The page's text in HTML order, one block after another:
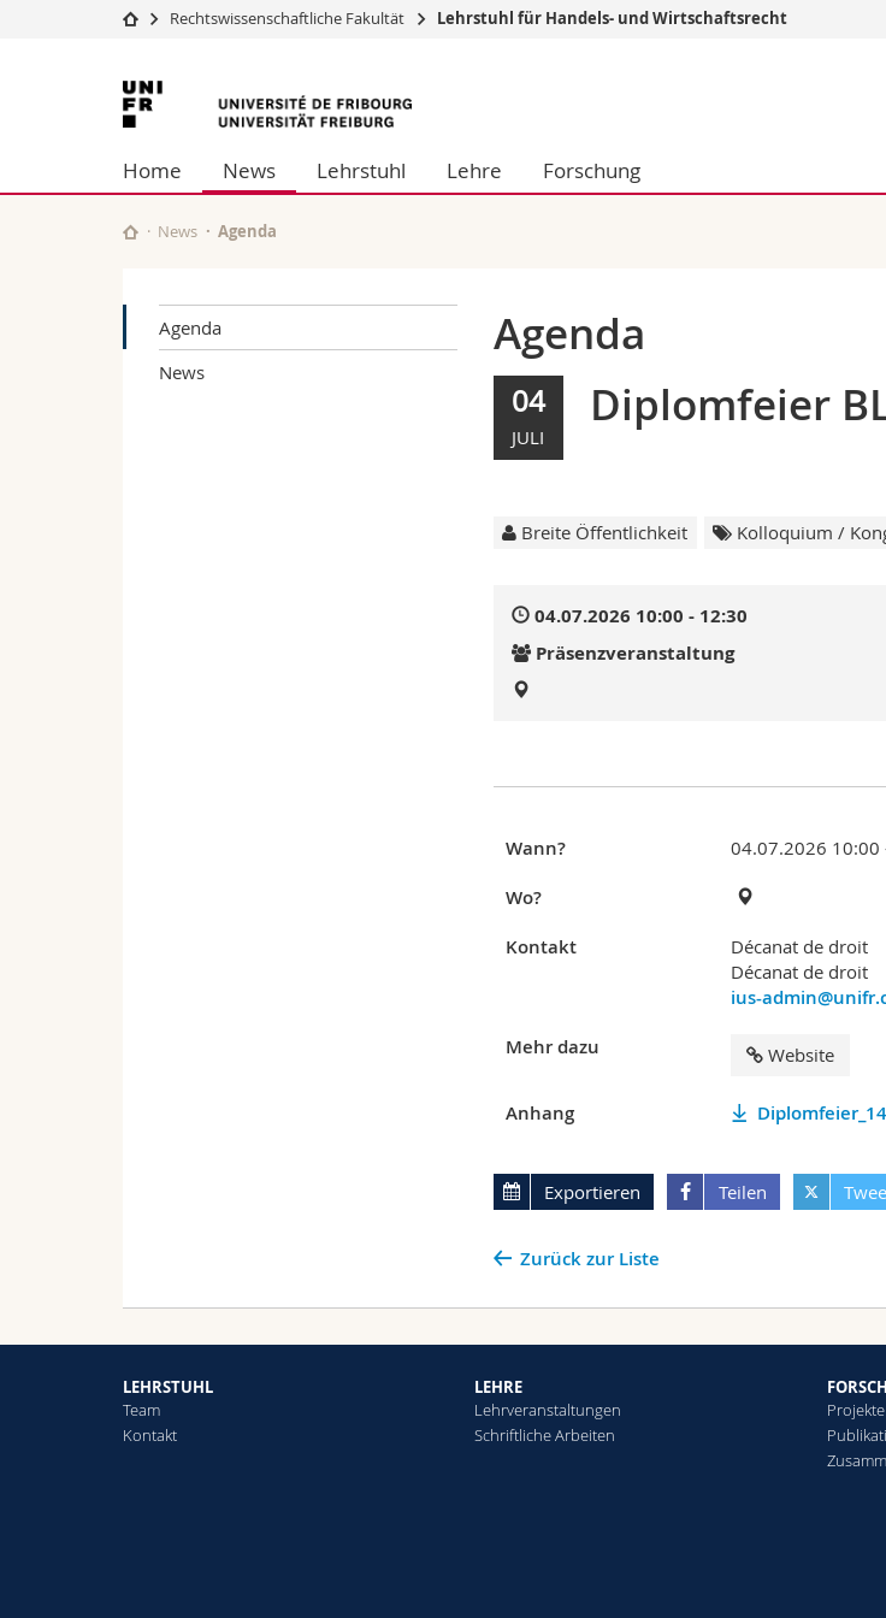
Universität
Studium
Forschung
Universität
Weiterbildung
Wirtschafts- und Sozialwissenschaftliche Fak.
Philosophische Fak.
Rechtswissenschaftliche Fakultät Lehrstuhl für Handels- und Wirtschaftsrecht
Universität
Freiburg
Home News Lehrstuhl Lehre Forschung
News Agenda
Agenda
News
Agenda
04
JULI
Diplomfeier
Breite Öffentlichkeit Kolloquium /
04.07.2026 10:00 - 12:30
Präsenzveranstaltung
Wann? 04.07.2026 10:00
Wo?
Kontakt
Décanat de droit
Décanat de droit
ius-
Mehr dazu
Website
Anhang
Exportieren Teilen
Zurück zur Liste
LEHRSTUHL
Team
Kontakt
LEHRE
Lehrveranstaltungen
Schriftliche Arbeiten
Projekte